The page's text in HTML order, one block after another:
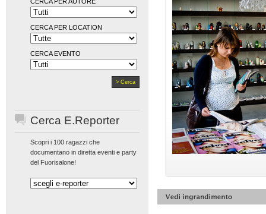
CERCA PER LOCATION
CERCA EVENTO
Cerca E.Reporter
Scopri i 100 ragazzi che
documentano in diretta eventi e party
del Fuorisalone!